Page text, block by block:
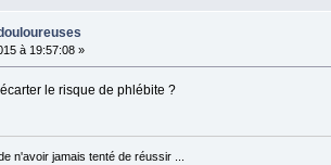
à 19:57:08 »
le risque de phlébite ?
n'avoir jamais tenté de réussir ...